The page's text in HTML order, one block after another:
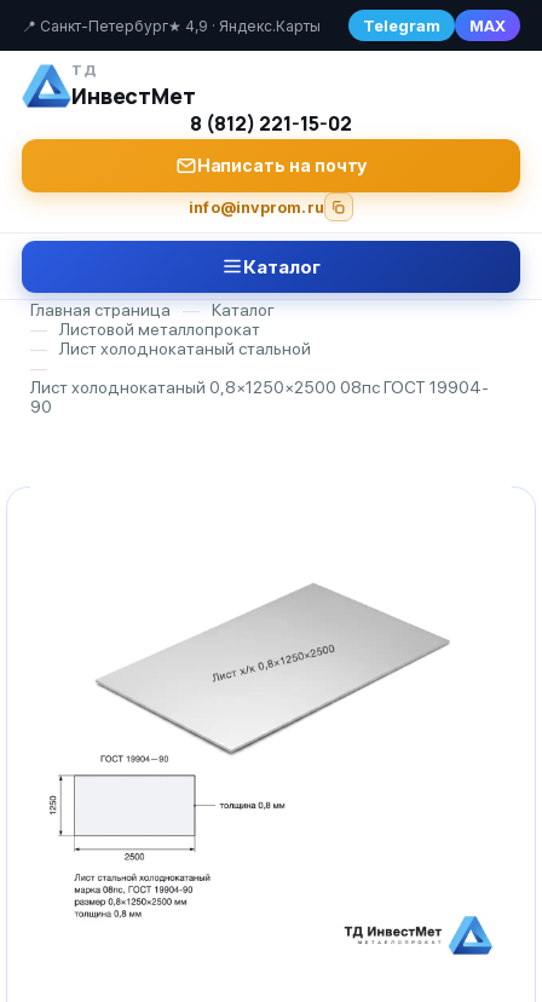
📍 Санкт-Петербург★ 4,9 · Яндекс.Карты Telegram MAX
ТД
ИнвестМет
8 (812) 221-15-02
Написать на почту
info@invprom.ru
Каталог
Главная страница —
Каталог
—
Листовой металлопрокат
—
Лист холоднокатаный стальной
—
Лист холоднокатаный 0,8×1250×2500 08пс ГОСТ 19904-
90